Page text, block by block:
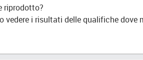
riprodotto?
vedere i risultati delle qualifiche